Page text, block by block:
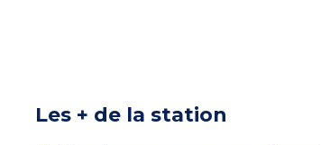
Les + de la station